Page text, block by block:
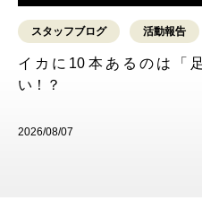
スタッフブログ 活動報告
イカに10本あるのは「
い！？
2026/08/07